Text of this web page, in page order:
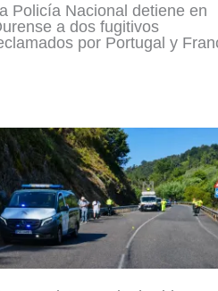
Policía Nacional detiene en
a dos fugitivos
por Portugal y